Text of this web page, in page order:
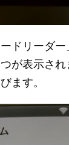
ドリーダ
が表示さ
ます。